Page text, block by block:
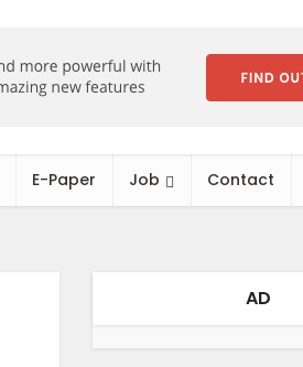
E-Paper Job Contact
AD